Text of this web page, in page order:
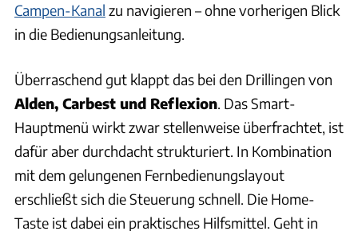
Campen-Kanal zu navigieren – ohne vorherigen Blick
in die Bedienungsanleitung.
Überraschend gut klappt das bei den Drillingen von
Alden, Carbest und Reflexion. Das Smart-
Hauptmenü wirkt zwar stellenweise überfrachtet, ist
dafür aber durchdacht strukturiert. In Kombination
mit dem gelungenen Fernbedienungslayout
erschließt sich die Steuerung schnell. Die Home-
Taste ist dabei ein praktisches Hilfsmittel. Geht in